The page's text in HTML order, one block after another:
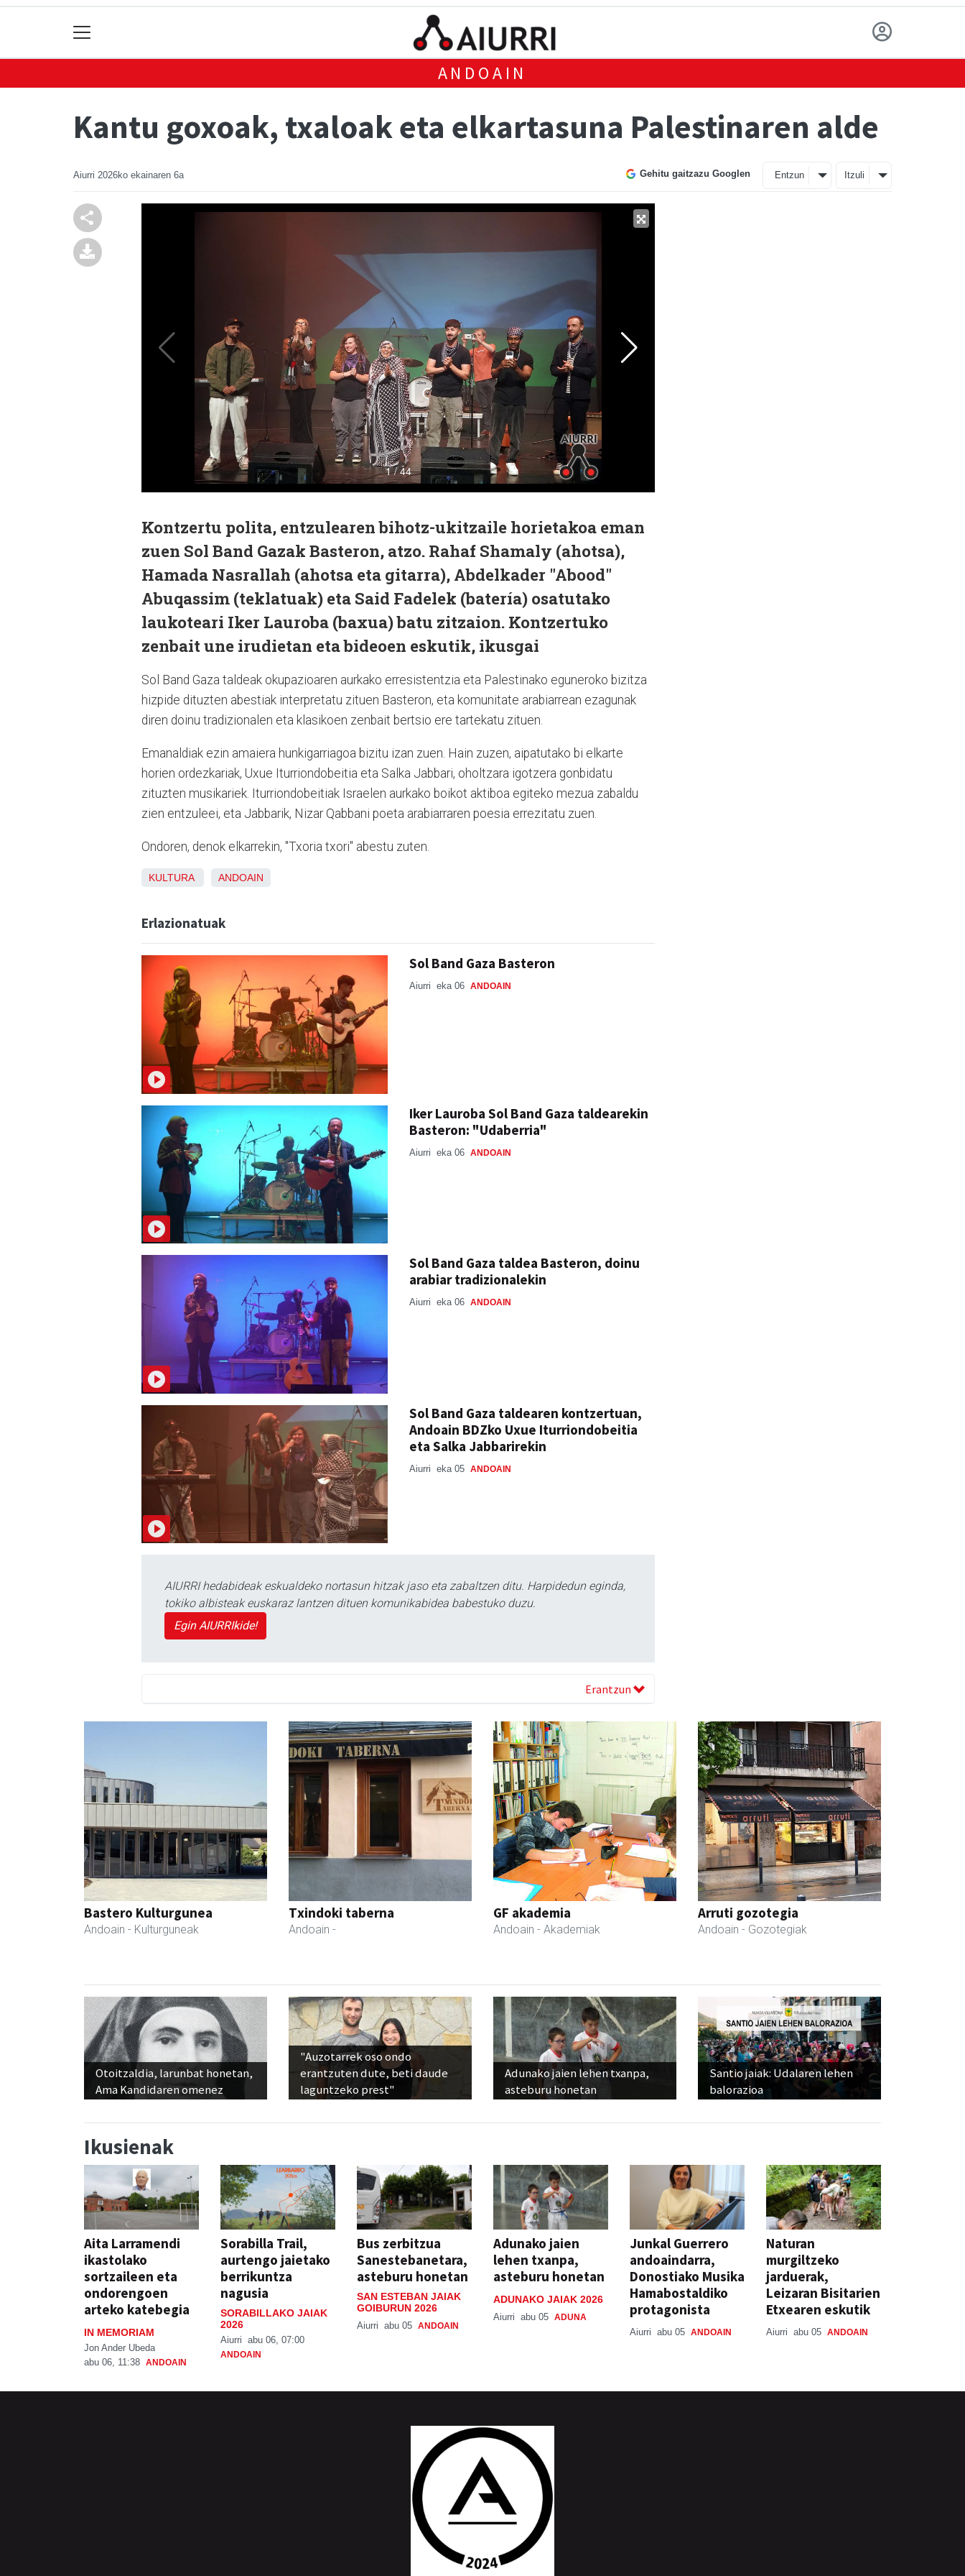
ANDOAIN
Kantu goxoak, txaloak eta elkartasuna Palestinaren alde
Aiurri 2026ko ekainaren 6a Gehitu gaitzazu Googlen Entzun Itzuli
Kontzertu polita, entzulearen bihotz-ukitzaile horietakoa eman
zuen Sol Band Gazak Basteron, atzo. Rahaf Shamaly (ahotsa),
Hamada Nasrallah (ahotsa eta gitarra), Abdelkader "Abood"
Abuqassim (teklatuak) eta Said Fadelek (batería) osatutako
laukoteari Iker Lauroba (baxua) batu zitzaion. Kontzertuko
zenbait une irudietan eta bideoen eskutik, ikusgai
Sol Band Gaza taldeak okupazioaren aurkako erresistentzia eta Palestinako eguneroko bizitza
hizpide dituzten abestiak interpretatu zituen Basteron, eta komunitate arabiarrean ezagunak
diren doinu tradizionalen eta klasikoen zenbait bertsio ere tartekatu zituen.
Emanaldiak ezin amaiera hunkigarriagoa bizitu izan zuen. Hain zuzen, aipatutako bi elkarte
horien ordezkariak, Uxue Iturriondobeitia eta Salka Jabbari, oholtzara igotzera gonbidatu
zituzten musikariek. Iturriondobeitiak Israelen aurkako boikot aktiboa egiteko mezua zabaldu
zien entzuleei, eta Jabbarik, Nizar Qabbani poeta arabiarraren poesia errezitatu zuen.
Ondoren, denok elkarrekin, "Txoria txori" abestu zuten.
KULTURA ANDOAIN
Erlazionatuak
Sol Band Gaza Basteron
Aiurri eka 06 ANDOAIN
Iker Lauroba Sol Band Gaza taldearekin
Basteron: "Udaberria"
Aiurri eka 06 ANDOAIN
Sol Band Gaza taldea Basteron, doinu
arabiar tradizionalekin
Aiurri eka 06 ANDOAIN
Sol Band Gaza taldearen kontzertuan,
Andoain BDZko Uxue Iturriondobeitia
eta Salka Jabbarirekin
Aiurri eka 05 ANDOAIN
AIURRI hedabideak eskualdeko nortasun hitzak jaso eta zabaltzen ditu. Harpidedun eginda,
tokiko albisteak euskaraz lantzen dituen komunikabidea babestuko duzu.
Egin AIURRIkide!
Erantzun
Bastero Kulturgunea
Andoain - Kulturguneak
Txindoki taberna
Andoain -
GF akademia
Andoain - Akademiak
Arruti gozotegia
Andoain - Gozotegiak
Otoitzaldia, larunbat honetan,
Ama Kandidaren omenez
"Auzotarrek oso ondo
erantzuten dute, beti daude
laguntzeko prest"
Adunako jaien lehen txanpa,
asteburu honetan
Santio jaiak: Udalaren lehen
balorazioa
Ikusienak
Aita Larramendi
ikastolako
sortzaileen eta
ondorengoen
arteko katebegia
IN MEMORIAM
Jon Ander Ubeda
abu 06, 11:38 ANDOAIN
Sorabilla Trail,
aurtengo jaietako
berrikuntza
nagusia
SORABILLAKO JAIAK
2026
Aiurri abu 06, 07:00
ANDOAIN
Bus zerbitzua
Sanestebanetara,
asteburu honetan
SAN ESTEBAN JAIAK
GOIBURUN 2026
Aiurri abu 05 ANDOAIN
Adunako jaien
lehen txanpa,
asteburu honetan
ADUNAKO JAIAK 2026
Aiurri abu 05 ADUNA
Junkal Guerrero
andoaindarra,
Donostiako Musika
Hamabostaldiko
protagonista
Aiurri abu 05 ANDOAIN
Naturan
murgiltzeko
jarduerak,
Leizaran Bisitarien
Etxearen eskutik
Aiurri abu 05 ANDOAIN